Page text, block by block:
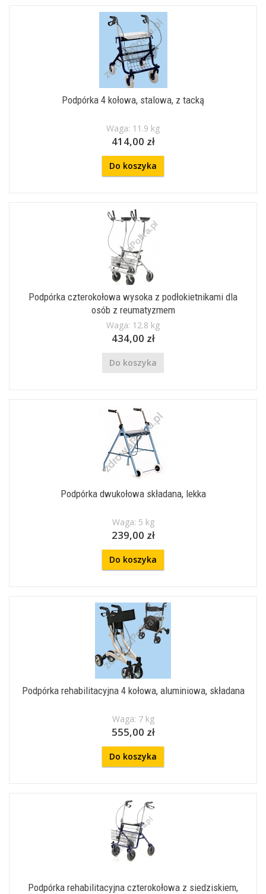
Podpórka 4 kołowa, stalowa, z tacką
Waga: 11.9 kg
414,00 zł
Do koszyka
Podpórka czterokołowa wysoka z podłokietnikami dla
osób z reumatyzmem
Waga: 12.8 kg
434,00 zł
Do koszyka
Podpórka dwukołowa składana, lekka
Waga: 5 kg
239,00 zł
Do koszyka
Podpórka rehabilitacyjna 4 kołowa, aluminiowa, składana
Waga: 7 kg
555,00 zł
Do koszyka
Podpórka rehabilitacyjna czterokołowa z siedziskiem,